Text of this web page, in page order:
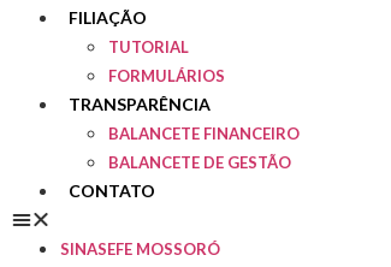
FILIAÇÃO
TUTORIAL
FORMULÁRIOS
TRANSPARÊNCIA
BALANCETE FINANCEIRO
BALANCETE DE GESTÃO
CONTATO
SINASEFE MOSSORÓ